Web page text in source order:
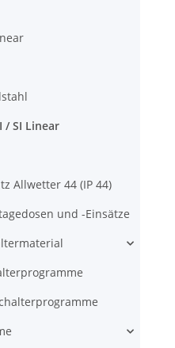
/ SI Linear
Allwetter 44 (IP 44)
und -Einsätze